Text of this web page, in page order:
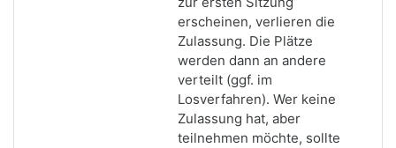
erscheinen, verlieren die
Zulassung. Die Plätze
werden dann an andere
verteilt (ggf. im
Losverfahren). Wer keine
Zulassung hat, aber
teilnehmen möchte, sollte